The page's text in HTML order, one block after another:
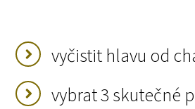
vyčistit hlavu od
vybrat 3 skutečné